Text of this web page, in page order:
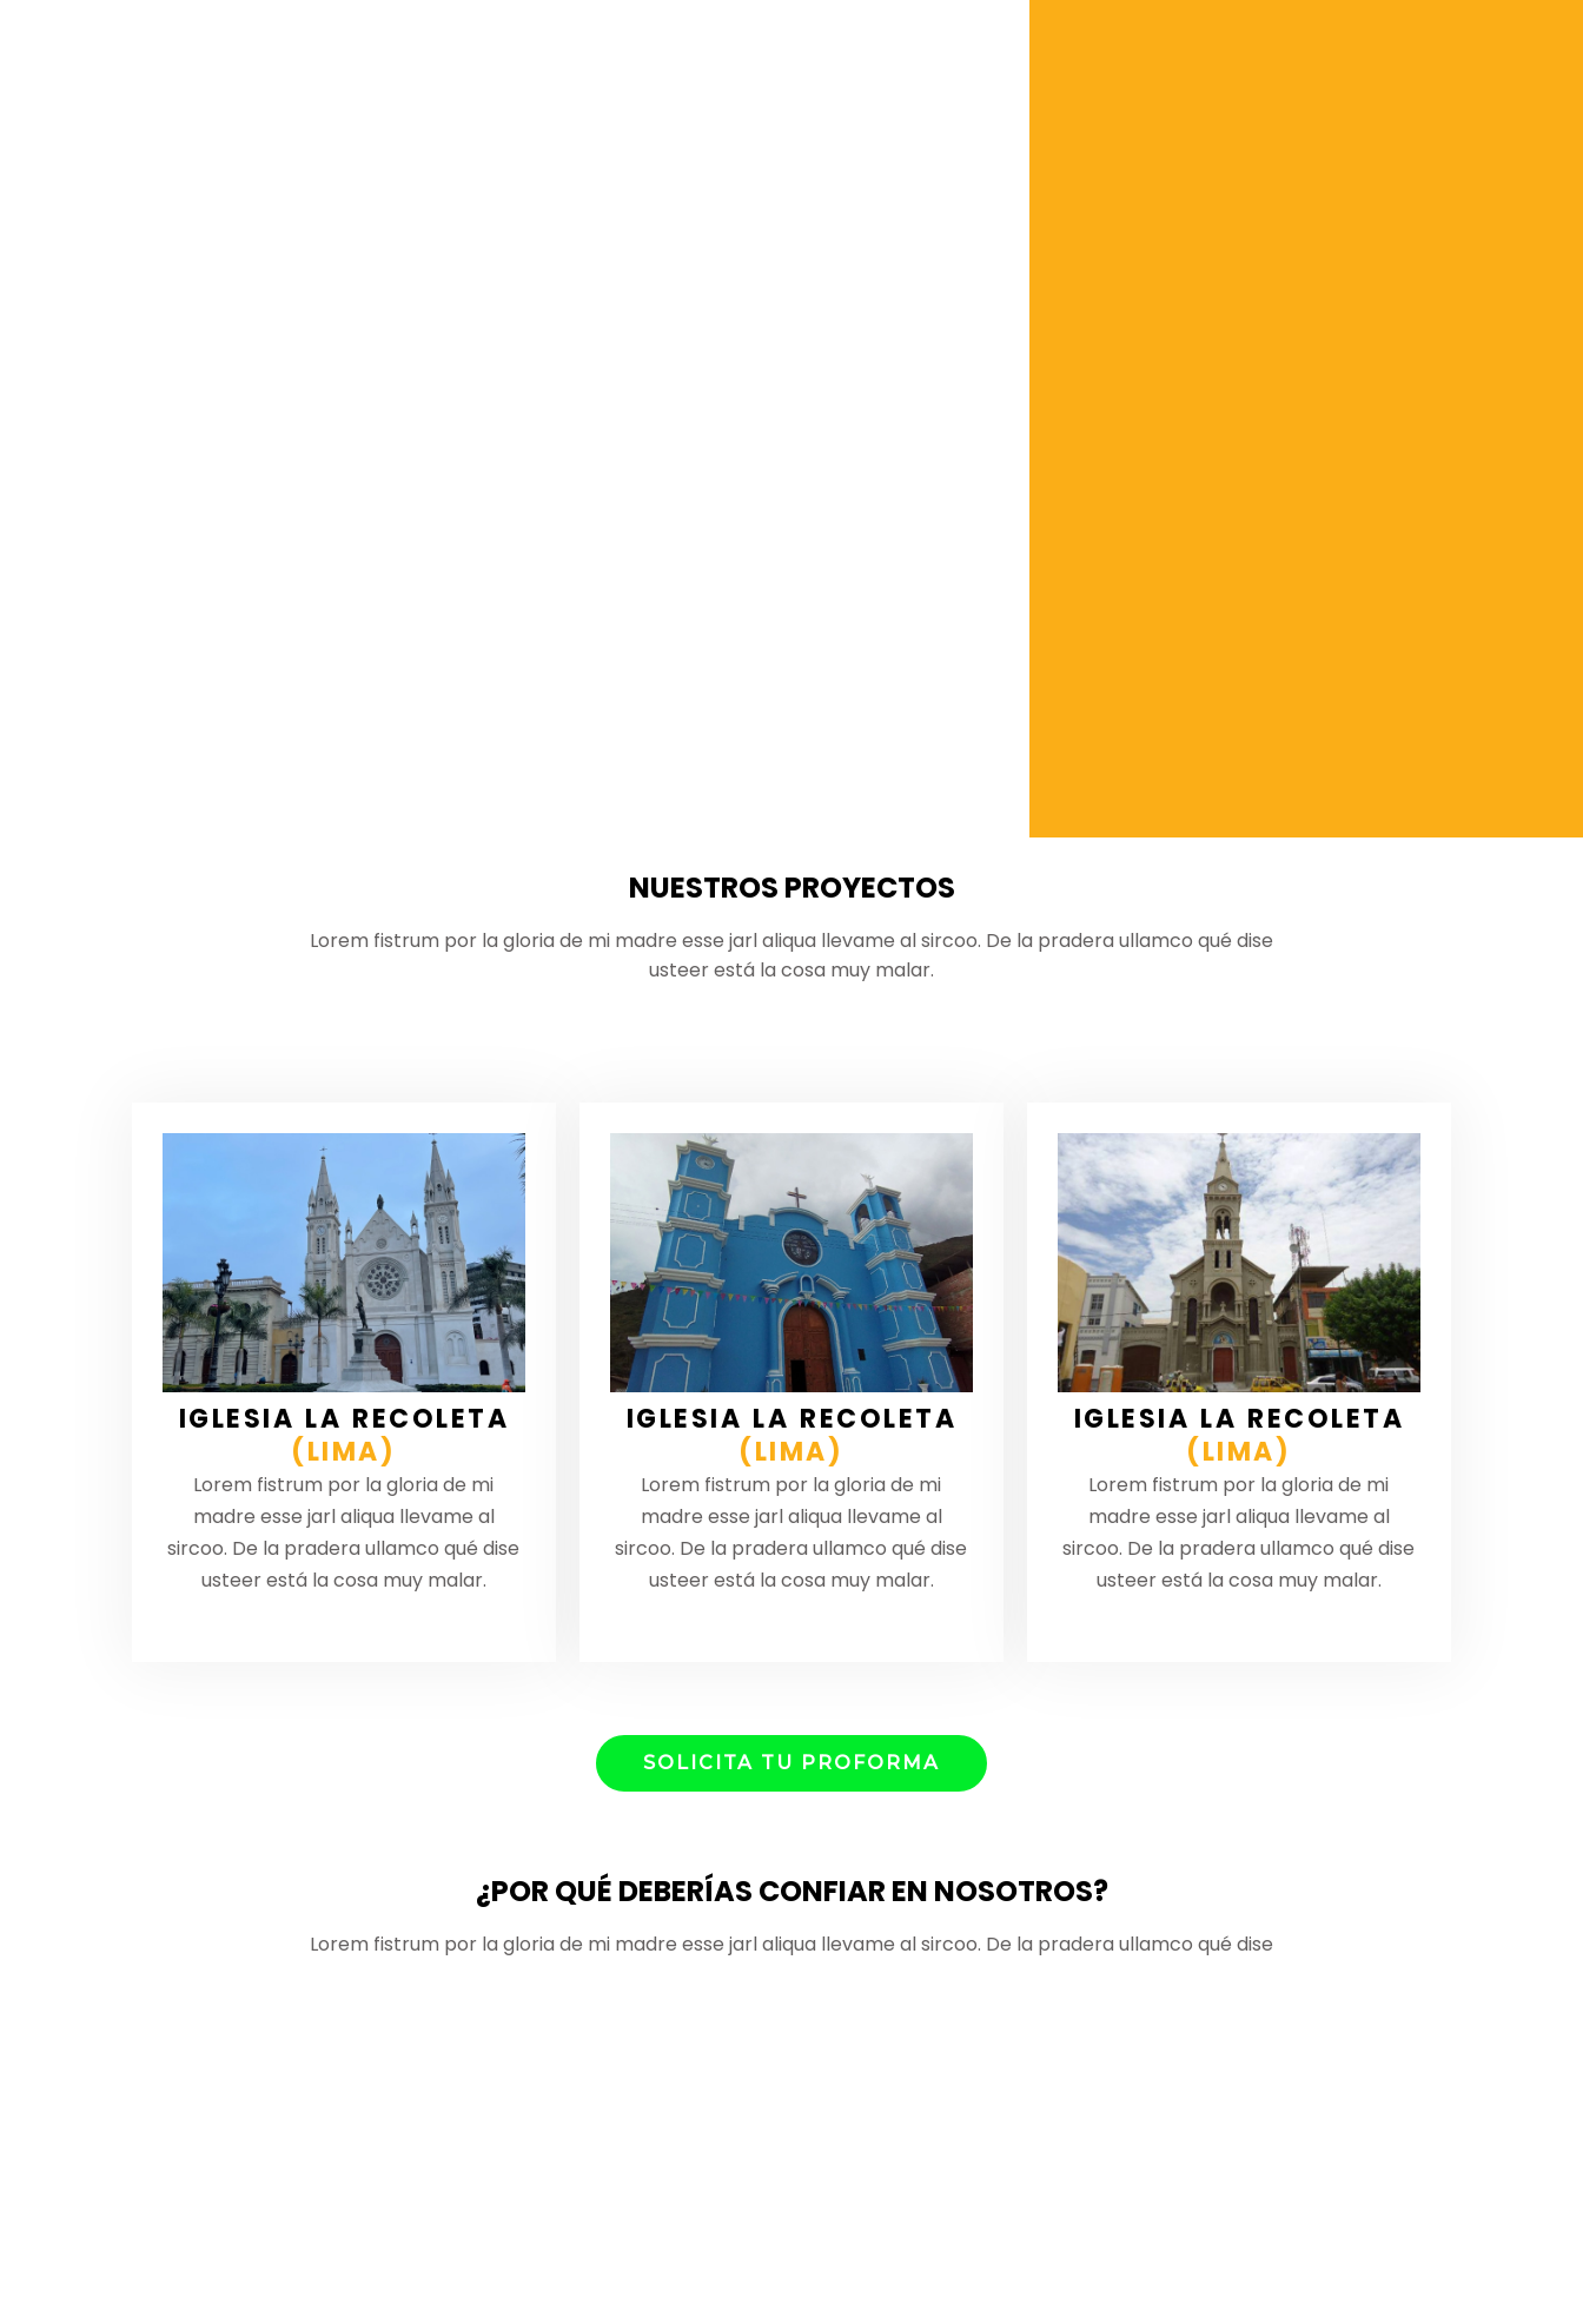
NUESTROS PROYECTOS
Lorem fistrum por la gloria de mi madre esse jarl aliqua llevame al sircoo. De la pradera ullamco qué dise
usteer está la cosa muy malar.
IGLESIA LA RECOLETA
(LIMA)
Lorem fistrum por la gloria de mi
madre esse jarl aliqua llevame al
sircoo. De la pradera ullamco qué dise
usteer está la cosa muy malar.
IGLESIA LA RECOLETA
(LIMA)
Lorem fistrum por la gloria de mi
madre esse jarl aliqua llevame al
sircoo. De la pradera ullamco qué dise
usteer está la cosa muy malar.
IGLESIA LA RECOLETA
(LIMA)
Lorem fistrum por la gloria de mi
madre esse jarl aliqua llevame al
sircoo. De la pradera ullamco qué dise
usteer está la cosa muy malar.
SOLICITA TU PROFORMA
¿POR QUÉ DEBERÍAS CONFIAR EN NOSOTROS?
Lorem fistrum por la gloria de mi madre esse jarl aliqua llevame al sircoo. De la pradera ullamco qué dise